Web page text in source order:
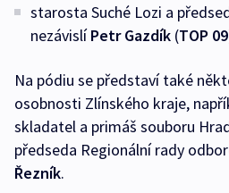
starosta Suché Lozi a
nezávislíPetr Gazdík (TOP 09
Na pódiu se představí také
osobnosti Zlínského kraje,
skladatel a primáš souboru
předseda Regionální rady
Řezník.